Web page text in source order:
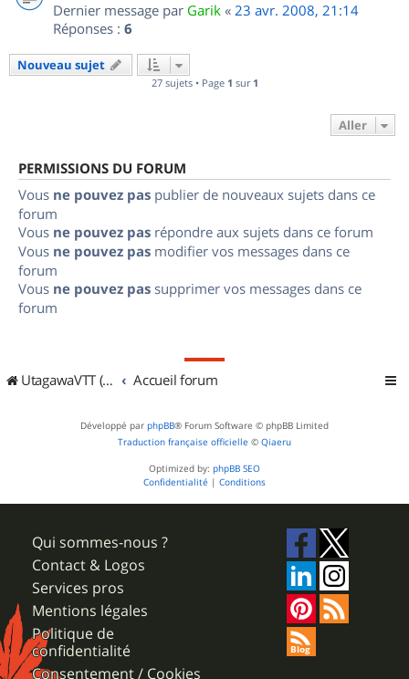
Dernier message par Garik « 23 avr. 2008, 21:14
Réponses : 6
Nouveau sujet
27 sujets • Page 1 sur 1
Aller
PERMISSIONS DU FORUM
Vous ne pouvez pas publier de nouveaux sujets dans ce
forum
Vous ne pouvez pas répondre aux sujets dans ce forum
Vous ne pouvez pas modifier vos messages dans ce
forum
Vous ne pouvez pas supprimer vos messages dans ce
forum
UtagawaVTT (Randos VTT et VTTAE avec traces GPS) Accueil forum
Développé par phpBB® Forum Software © phpBB Limited
Traduction française officielle © Qiaeru
Optimized by: phpBB SEO
Confidentialité | Conditions
Qui sommes-nous ?
Contact & Logos
Services pros
Mentions légales
Politique de
confidentialité
Consentement / Cookies